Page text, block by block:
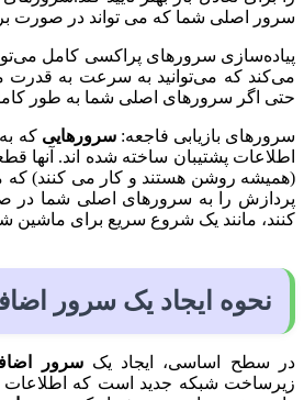
سرور اصلی شما که می تواند در صورت
پیاده‌سازی سرورهای پراکسی کامل
می‌کند که می‌توانید به سرعت به قدرت
حتی اگر سرورهای اصلی شما به طور
سرورهای بازیابی فاجعه:سرورهایی که
اطلاعات پشتیبان ساخته شده اند. آنها
(همیشه روشن هستند و کار می کنند) که می
پردازش را به سرورهای اصلی شما در
کنند، مانند یک شروع سریع برای ماشین
نحوه ایجاد یک سرور
در سطح اساسی، ایجاد یکسرور
زیرساخت شبکه جدید است که